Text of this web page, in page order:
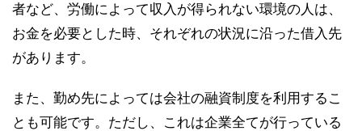
者など、労働によって収入が得られない環境の人は、
お金を必要とした時、それぞれの状況に沿った借入先
があります。
また、勤め先によっては会社の融資制度を利用するこ
とも可能です。ただし、これは企業全てが行っている